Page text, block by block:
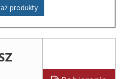
produkty